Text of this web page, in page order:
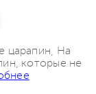
царапин, На
которые не